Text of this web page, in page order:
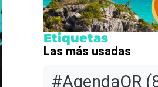
Etiquetas
Las más usadas
#AgendaQR